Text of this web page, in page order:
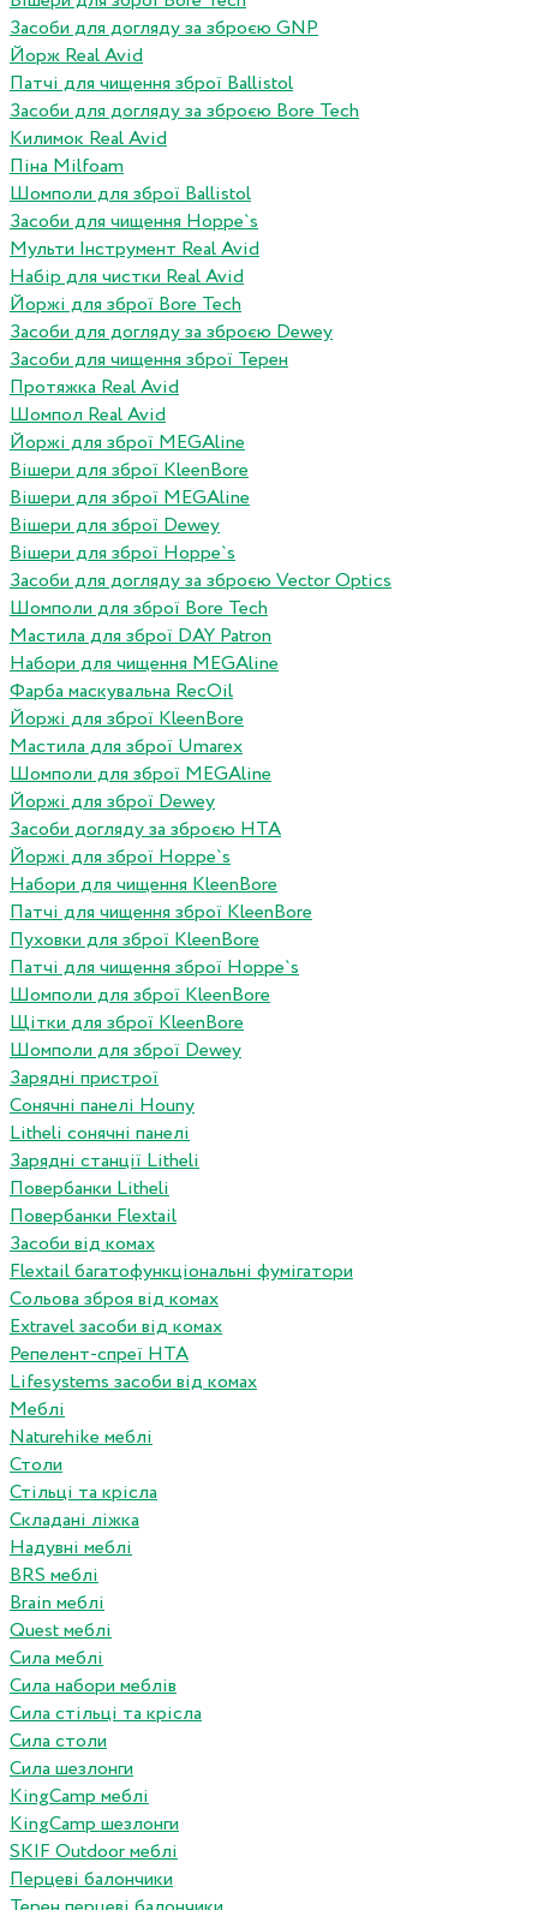
Засоби для догляду за зброєю GNP
Йорж Real Avid
Патчі для чищення зброї Ballistol
Засоби для догляду за зброєю Bore Tech
Килимок Real Avid
Піна Milfoam
Шомполи для зброї Ballistol
Засоби для чищення Hoppe`s
Мульти Інструмент Real Avid
Набір для чистки Real Avid
Йоржі для зброї Bore Tech
Засоби для догляду за зброєю Dewey
Засоби для чищення зброї Терен
Протяжка Real Avid
Шомпол Real Avid
Йоржі для зброї MEGAline
Вішери для зброї KleenBore
Вішери для зброї MEGAline
Вішери для зброї Dewey
Вішери для зброї Hoppe`s
Засоби для догляду за зброєю Vector Optics
Шомполи для зброї Bore Tech
Мастила для зброї DAY Patron
Набори для чищення MEGAline
Фарба маскувальна RecOil
Йоржі для зброї KleenBore
Мастила для зброї Umarex
Шомполи для зброї MEGAline
Йоржі для зброї Dewey
Засоби догляду за зброєю HTA
Йоржі для зброї Hoppe`s
Набори для чищення KleenBore
Патчі для чищення зброї KleenBore
Пуховки для зброї KleenBore
Патчі для чищення зброї Hoppe`s
Шомполи для зброї KleenBore
Щітки для зброї KleenBore
Шомполи для зброї Dewey
Зарядні пристрої
Сонячні панелі Houny
Litheli сонячні панелі
Зарядні станції Litheli
Повербанки Litheli
Повербанки Flextail
Засоби від комах
Flextail багатофункціональні фумігатори
Сольова зброя від комах
Extravel засоби від комах
Репелент-спреї HTA
Lifesystems засоби від комах
Меблі
Naturehike меблі
Столи
Стільці та крісла
Складані ліжка
Надувні меблі
BRS меблі
Brain меблі
Quest меблі
Сила меблі
Сила набори меблів
Сила стільці та крісла
Сила столи
Сила шезлонги
KingCamp меблі
KingCamp шезлонги
SKIF Outdoor меблі
Перцеві балончики